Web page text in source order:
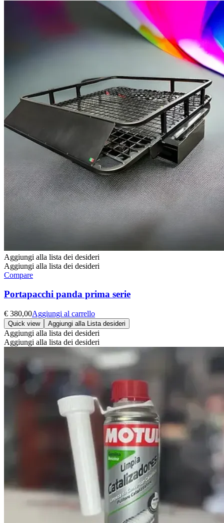
Aggiungi alla lista dei desideri
Aggiungi alla lista dei desideri
Compare
Portapacchi panda prima serie
€ 380,00Aggiungi al carrello
Quick view Aggiungi alla Lista desideri
Aggiungi alla lista dei desideri
Aggiungi alla lista dei desideri